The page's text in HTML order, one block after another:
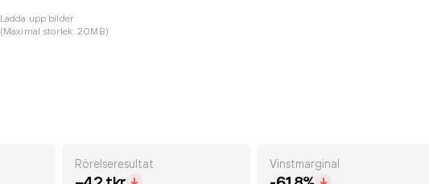
Ladda upp bilder
(Maximal storlek: 20MB)
Rörelseresultat Vinstmarginal